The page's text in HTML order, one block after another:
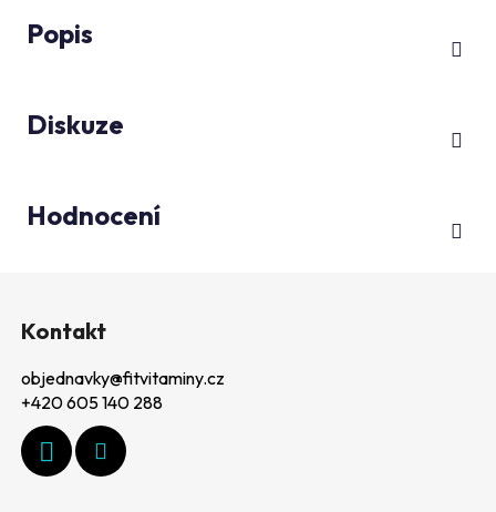
Popis
Diskuze
Hodnocení
Kontakt
objednavky@fitvitaminy.cz
+420 605 140 288